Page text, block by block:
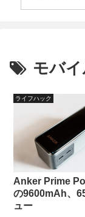
モバ
ライフハック
Anker Prime
の9600mAh、
ュー